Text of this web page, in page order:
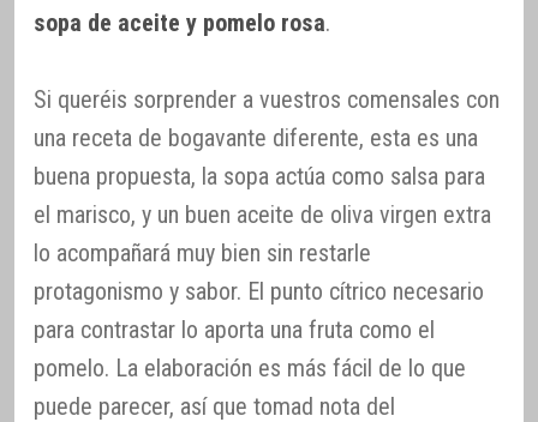
sopa de aceite y pomelo rosa.
Si queréis sorprender a vuestros comensales con
una receta de bogavante diferente, esta es una
buena propuesta, la sopa actúa como salsa para
el marisco, y un buen aceite de oliva virgen extra
lo acompañará muy bien sin restarle
protagonismo y sabor. El punto cítrico necesario
para contrastar lo aporta una fruta como el
pomelo. La elaboración es más fácil de lo que
puede parecer, así que tomad nota del